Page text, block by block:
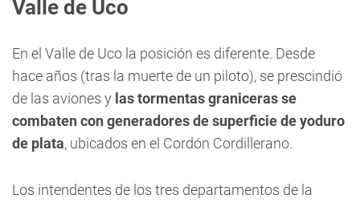
Valle de Uco
En el Valle de Uco la posición es diferente. Desde
hace años (tras la muerte de un piloto), se prescindió
de las aviones y las tormentas graniceras se
combaten con generadores de superficie de yoduro
de plata, ubicados en el Cordón Cordillerano.
Los intendentes de los tres departamentos de la